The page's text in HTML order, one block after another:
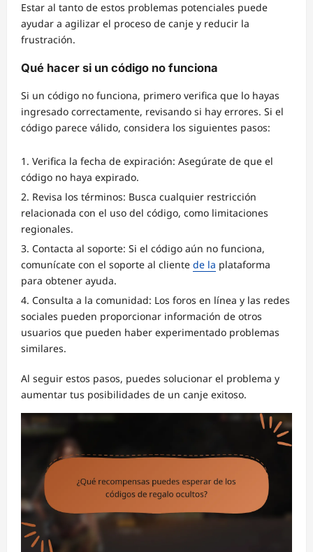
Estar al tanto de estos problemas potenciales puede
ayudar a agilizar el proceso de canje y reducir la
frustración.
Qué hacer si un código no funciona
Si un código no funciona, primero verifica que lo hayas
ingresado correctamente, revisando si hay errores. Si el
código parece válido, considera los siguientes pasos:
Verifica la fecha de expiración: Asegúrate de que el
código no haya expirado.
Revisa los términos: Busca cualquier restricción
relacionada con el uso del código, como limitaciones
regionales.
Contacta al soporte: Si el código aún no funciona,
comunícate con el soporte al cliente de la plataforma
para obtener ayuda.
Consulta a la comunidad: Los foros en línea y las redes
sociales pueden proporcionar información de otros
usuarios que pueden haber experimentado problemas
similares.
Al seguir estos pasos, puedes solucionar el problema y
aumentar tus posibilidades de un canje exitoso.